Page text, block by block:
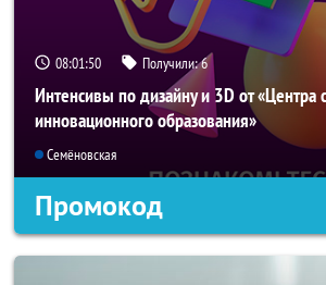
08:01:48 Получили:6
Интенсивы по дизайну и 3D от «Центра
инновационного образования»
Семёновская
Промокод